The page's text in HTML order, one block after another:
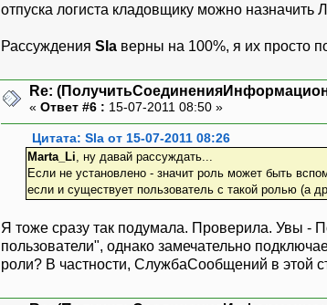
отпуска логиста кладовщику можно назначить
Рассуждения Sla верны на 100%, я их просто
Re:
« Ответ #6 : 15-07-2011 08:50 »
Цитата: Sla от 15-07-2011 08:26
Marta_Li , ну давай рассуждать...
Если не установлено - значит роль может быть
если и существует пользователь с такой ролью (а
Я тоже сразу так подумала. Проверила. Увы -
пользователи", однако замечательно
роли? В частности, СлужбаСообщений в этой